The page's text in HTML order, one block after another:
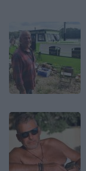
Image
Image